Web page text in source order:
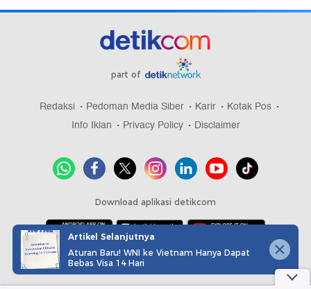
part of
Redaksi Pedoman Media Siber Karir
Kotak Pos
Info Iklan
Privacy Policy Disclaimer
Download aplikasi detikcom
Copyright @ 2026 detikcom, All right reserved
Artikel Selanjutnya
Aturan Baru! WNI ke Vietnam Hanya Dapat
Bebas Visa 14 Hari